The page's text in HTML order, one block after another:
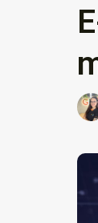
proteja